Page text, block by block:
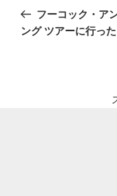
ナ
の
投
フーコック・ア
ング ツアーに行った